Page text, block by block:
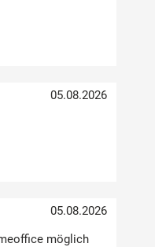
05.08.2026
05.08.2026
möglich